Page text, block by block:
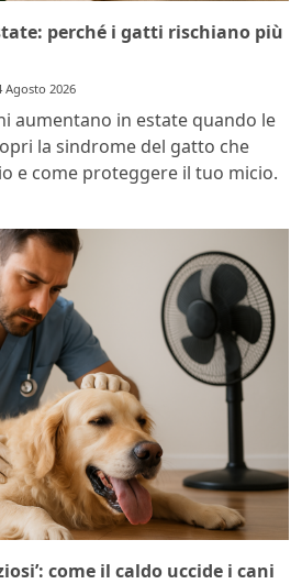
perché i gatti rischiano più
Agosto 2026
aumentano in estate quando le
la sindrome del gatto che
e come proteggere il tuo micio.
come il caldo uccide i cani